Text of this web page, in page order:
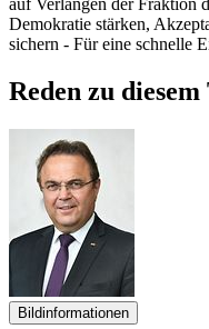
Demokratie stärken,
sichern - Für eine schnelle
Reden zu
Bildinformationen